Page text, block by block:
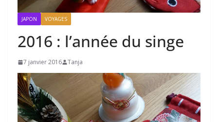
JAPON VOYAGES
2016 : l’année du singe
7 janvier 2016 Tanja